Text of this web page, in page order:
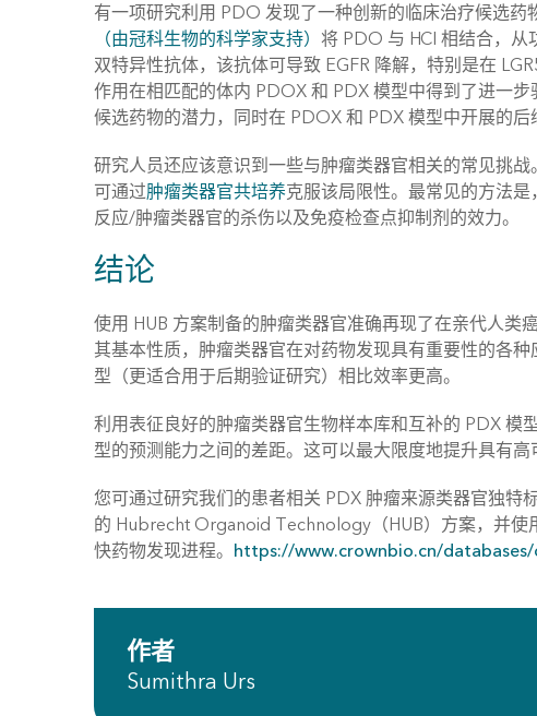
有一项研究利用 PDO 发现了一种创新的临床治疗候选药
（由冠科生物的科学家支持）将 PDO 与 HCI 相结合，
双特异性抗体，该抗体可导致 EGFR 降解，特别是在
作用在相匹配的体内 PDOX 和 PDX 模型中得到了进一
候选药物的潜力，同时在 PDOX 和 PDX 模型中开展的
研究人员还应该意识到一些与肿瘤类器官相关的常见挑
可通过肿瘤类器官共培养克服该局限性。最常见的方法
反应/肿瘤类器官的杀伤以及免疫检查点抑制剂的效力。
结论
使用 HUB 方案制备的肿瘤类器官准确再现了在亲代人
其基本性质，肿瘤类器官在对药物发现具有重要性的各
型（更适合用于后期验证研究）相比效率更高。
利用表征良好的肿瘤类器官生物样本库和互补的 PDX
型的预测能力之间的差距。这可以最大限度地提升具有高
您可通过研究我们的患者相关 PDX 肿瘤来源类器官独
的 Hubrecht Organoid Technology（HUB）方案，并
快药物发现进程。 https://www.crownbio.cn/
作者
Sumithra Urs